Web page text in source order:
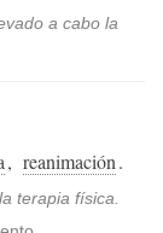
a cabo la
, reanimación.
terapia física.